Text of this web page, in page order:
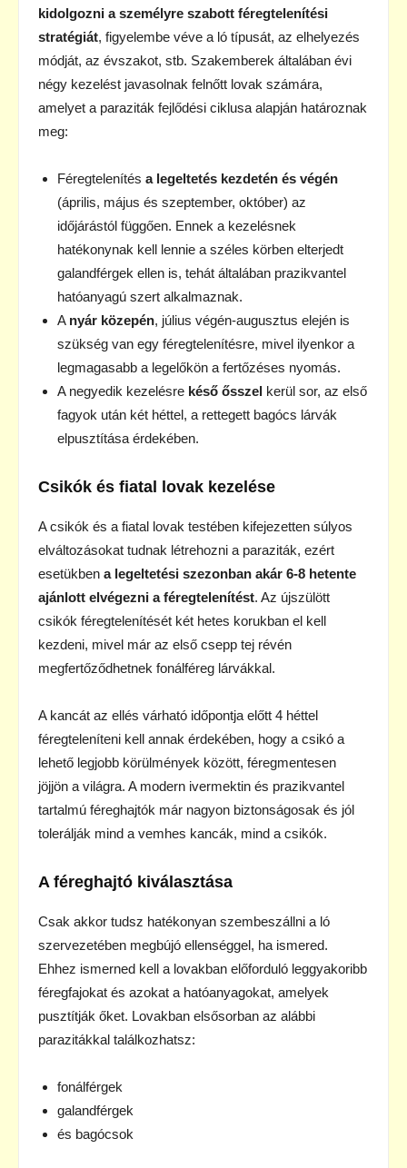
kidolgozni a személyre szabott féregtelenítési
stratégiát, figyelembe véve a ló típusát, az elhelyezés
módját, az évszakot, stb. Szakemberek általában évi
négy kezelést javasolnak felnőtt lovak számára,
amelyet a paraziták fejlődési ciklusa alapján határoznak
meg:
Féregtelenítés a legeltetés kezdetén és végén
(április, május és szeptember, október) az
időjárástól függően. Ennek a kezelésnek
hatékonynak kell lennie a széles körben elterjedt
galandférgek ellen is, tehát általában prazikvantel
hatóanyagú szert alkalmaznak.
A nyár közepén, július végén-augusztus elején is
szükség van egy féregtelenítésre, mivel ilyenkor a
legmagasabb a legelőkön a fertőzéses nyomás.
A negyedik kezelésre késő ősszel kerül sor, az első
fagyok után két héttel, a rettegett bagócs lárvák
elpusztítása érdekében.
Csikók és fiatal lovak kezelése
A csikók és a fiatal lovak testében kifejezetten súlyos
elváltozásokat tudnak létrehozni a paraziták, ezért
esetükben a legeltetési szezonban akár 6-8 hetente
ajánlott elvégezni a féregtelenítést. Az újszülött
csikók féregtelenítését két hetes korukban el kell
kezdeni, mivel már az első csepp tej révén
megfertőződhetnek fonálféreg lárvákkal.
A kancát az ellés várható időpontja előtt 4 héttel
féregteleníteni kell annak érdekében, hogy a csikó a
lehető legjobb körülmények között, féregmentesen
jöjjön a világra. A modern ivermektin és prazikvantel
tartalmú féreghajtók már nagyon biztonságosak és jól
tolerálják mind a vemhes kancák, mind a csikók.
A féreghajtó kiválasztása
Csak akkor tudsz hatékonyan szembeszállni a ló
szervezetében megbújó ellenséggel, ha ismered.
Ehhez ismerned kell a lovakban előforduló leggyakoribb
féregfajokat és azokat a hatóanyagokat, amelyek
pusztítják őket. Lovakban elsősorban az alábbi
parazitákkal találkozhatsz:
fonálférgek
galandférgek
és bagócsok